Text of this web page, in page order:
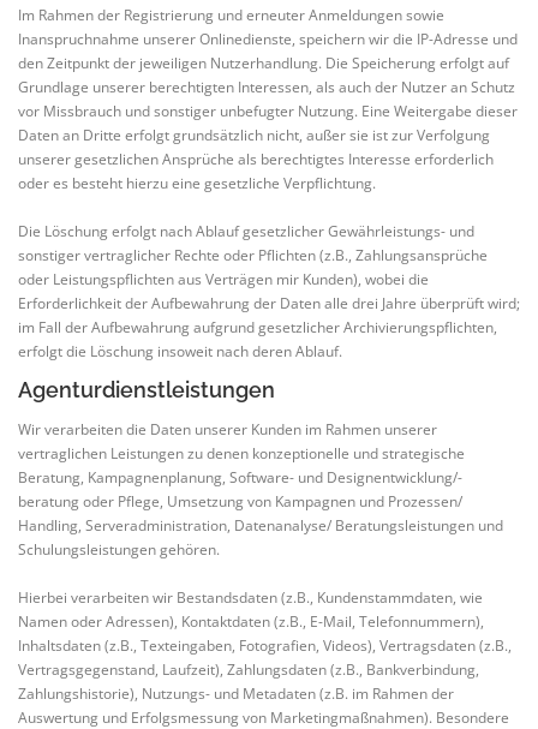
Im Rahmen der Registrierung und erneuter Anmeldungen sowie
Inanspruchnahme unserer Onlinedienste, speichern wir die IP-Adresse und
den Zeitpunkt der jeweiligen Nutzerhandlung. Die Speicherung erfolgt auf
Grundlage unserer berechtigten Interessen, als auch der Nutzer an Schutz
vor Missbrauch und sonstiger unbefugter Nutzung. Eine Weitergabe dieser
Daten an Dritte erfolgt grundsätzlich nicht, außer sie ist zur Verfolgung
unserer gesetzlichen Ansprüche als berechtigtes Interesse erforderlich
oder es besteht hierzu eine gesetzliche Verpflichtung.
Die Löschung erfolgt nach Ablauf gesetzlicher Gewährleistungs- und
sonstiger vertraglicher Rechte oder Pflichten (z.B., Zahlungsansprüche
oder Leistungspflichten aus Verträgen mir Kunden), wobei die
Erforderlichkeit der Aufbewahrung der Daten alle drei Jahre überprüft wird;
im Fall der Aufbewahrung aufgrund gesetzlicher Archivierungspflichten,
erfolgt die Löschung insoweit nach deren Ablauf.
Agenturdienstleistungen
Wir verarbeiten die Daten unserer Kunden im Rahmen unserer
vertraglichen Leistungen zu denen konzeptionelle und strategische
Beratung, Kampagnenplanung, Software- und Designentwicklung/-
beratung oder Pflege, Umsetzung von Kampagnen und Prozessen/
Handling, Serveradministration, Datenanalyse/ Beratungsleistungen und
Schulungsleistungen gehören.
Hierbei verarbeiten wir Bestandsdaten (z.B., Kundenstammdaten, wie
Namen oder Adressen), Kontaktdaten (z.B., E-Mail, Telefonnummern),
Inhaltsdaten (z.B., Texteingaben, Fotografien, Videos), Vertragsdaten (z.B.,
Vertragsgegenstand, Laufzeit), Zahlungsdaten (z.B., Bankverbindung,
Zahlungshistorie), Nutzungs- und Metadaten (z.B. im Rahmen der
Auswertung und Erfolgsmessung von Marketingmaßnahmen). Besondere